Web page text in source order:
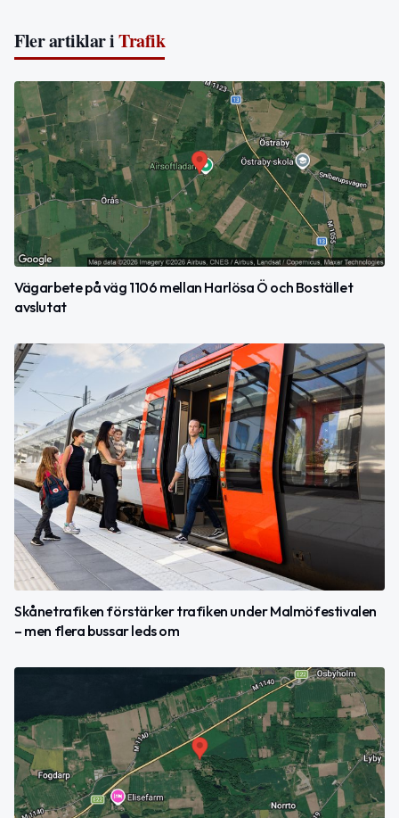
Fler artiklar iTrafik
Vägarbete på väg 1106 mellan Harlösa Ö och Bostället
avslutat
Skånetrafiken förstärker trafiken under Malmöfestivalen
– men flera bussar leds om